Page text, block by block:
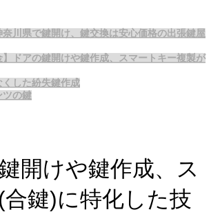
奈川県で鍵開け、鍵交換は安心価格の出張鍵屋
】ドアの鍵開けや鍵作成、スマートキー複製が
した紛失鍵作成
ツの鍵
開けや鍵作成、ス
鍵)に特化した技